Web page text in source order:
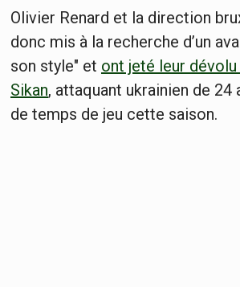
Olivier Renard et la direction
donc mis à la recherche d’un
son style" et ont jeté leur dévolu
Sikan, attaquant ukrainien de 24
de temps de jeu cette saison.